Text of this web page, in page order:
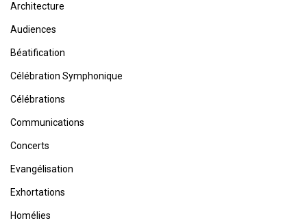
Architecture
Audiences
Béatification
Célébration Symphonique
Célébrations
Communications
Concerts
Evangélisation
Exhortations
Homélies